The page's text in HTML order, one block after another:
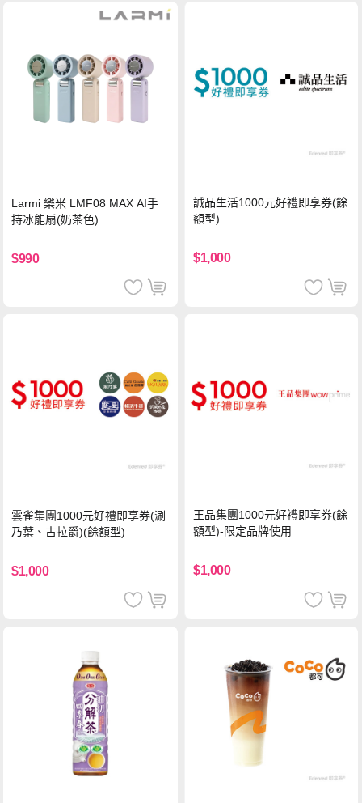
Larmi 樂米 LMF08 MAX AI手
持冰能扇(奶茶色)
$990
誠品生活1000元好禮即享券(餘
額型)
$1,000
雲雀集團1000元好禮即享券(涮
乃葉、古拉爵)(餘額型)
$1,000
王品集團1000元好禮即享券(餘
額型)-限定品牌使用
$1,000